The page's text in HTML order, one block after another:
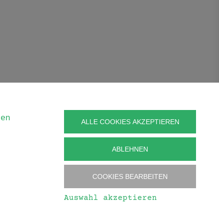
ALLE COOKIES AKZEPTIEREN
ABLEHNEN
COOKIES BEARBEITEN
Auswahl akzeptieren